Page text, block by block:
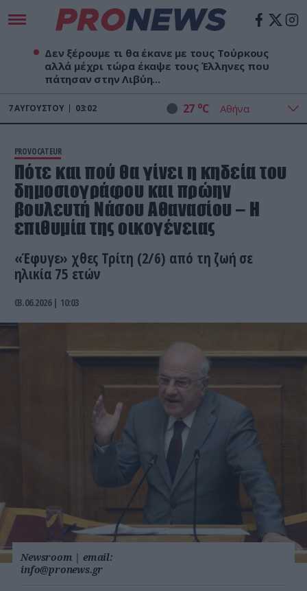
Δεν ξέρουμε τι θα έκανε με τους Τούρκους
αλλά μέχρι τώρα έκαψε τους Έλληνες που
πάτησαν στην Λιβύη...
7ΑΥΓΟΎΣΤΟΥ 03:02 27 oC
PROVOCATEUR
Πότε και πού θα γίνει η κηδεία του
δημοσιογράφου και πρώην
βουλευτή Νάσου Αθανασίου – Η
επιθυμία της οικογένειας
«Έφυγε» χθες Τρίτη (2/6) από τη ζωή σε
ηλικία 75 ετών
03.06.2026 | 10:03
Newsroom | email:
info@pronews.gr